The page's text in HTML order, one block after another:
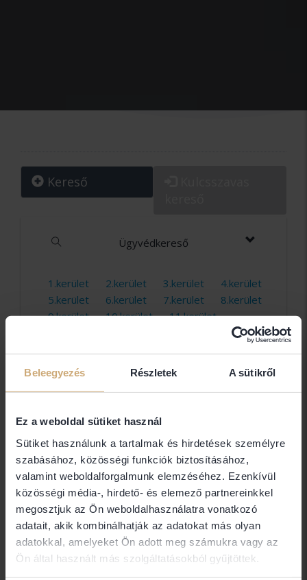
Beleegyezés Részletek A sütikről
Ez a weboldal sütiket használ
Sütiket használunk a tartalmak és hirdetések személyre
szabásához, közösségi funkciók biztosításához,
valamint weboldalforgalmunk elemzéséhez. Ezenkívül
közösségi média-, hirdető- és elemező partnereinkkel
megosztjuk az Ön weboldalhasználatra vonatkozó
adatait, akik kombinálhatják az adatokat más olyan
adatokkal, amelyeket Ön adott meg számukra vagy az
Ön által használt más szolgáltatásokból gyűjtöttek.
Kereső
Ügyvédkereső
1.kerület 2.kerület 3.kerület
4.kerület
5.kerület
6.kerület 7.kerület
8.kerület
9.kerület
10.kerület
11.kerület
18.kerület
19.kerület
21.kerület
Budapest 6347 ügyvéd
Dr. Angyal Andor
Ügyvéd
1107 Budapest
Dr. Aniot Péter